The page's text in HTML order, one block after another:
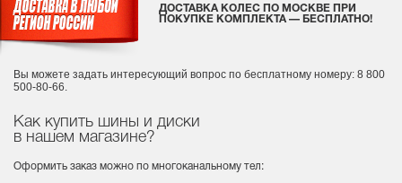
Как купить шины и диски
в нашем магазине?
Оформить заказ можно по многоканальному тел:
ДОСТАВКА КОЛЕС ПО МОСКВЕ ПРИ
ПОКУПКЕ КОМПЛЕКТА — БЕСПЛАТНО!
Вы можете задать интересующий вопрос по бесплатному номеру: 8 800
500-80-66.